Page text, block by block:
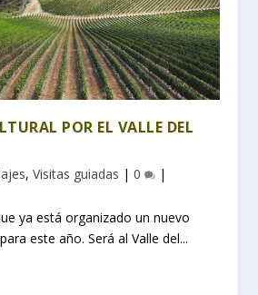
POR EL VALLE DEL
,Visitas guiadas |0 |
ya está organizado un nuevo
este año. Será al Valle del...